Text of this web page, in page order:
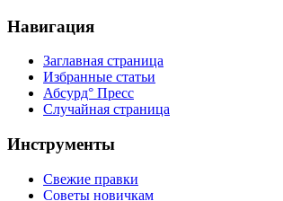
Навигация
Заглавная страница
Избранные статьи
Абсурд° Пресс
Случайная страница
Инструменты
Свежие правки
Советы новичкам